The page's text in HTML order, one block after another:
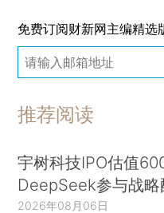
免费订阅财新网主编精选
推荐阅读
宇树科技IPO估值
DeepSeek参与战略
2026年08月06日